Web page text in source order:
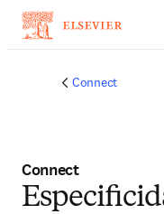
Connect
Connect